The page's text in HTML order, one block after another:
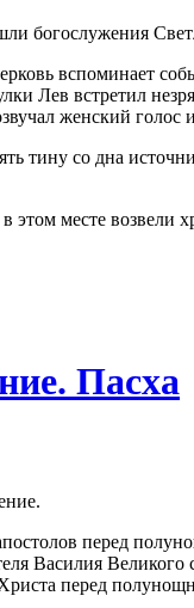
богослужения
вспоминает
Лев встретил
женский голос
тину со дна
этом месте
Пасха
перед
Василия
перед